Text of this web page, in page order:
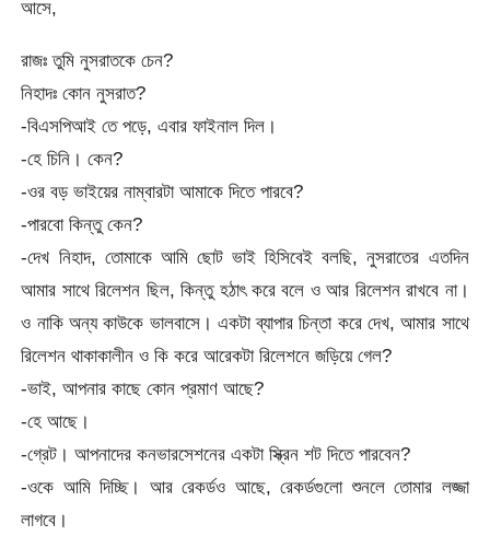
আসে,
রাজঃ তুমি নুসরাতকে চেন?
নিহাদঃ কোন নুসরাত?
-বিএসপিআই তে পড়ে, এবার ফাইনাল দিল।
-হে চিনি। কেন?
-ওর বড় ভাইয়ের নাম্বারটা আমাকে দিতে পারবে?
-পারবো কিন্তু কেন?
-দেখ নিহাদ, তোমাকে আমি ছোট ভাই হিসিবেই বলছি, নুসরাতের এতদিন
আমার সাথে রিলেশন ছিল, কিন্তু হঠাৎ করে বলে ও আর রিলেশন রাখবে না।
ও নাকি অন্য কাউকে ভালবাসে। একটা ব্যাপার চিন্তা করে দেখ, আমার সাথে
রিলেশন থাকাকালীন ও কি করে আরেকটা রিলেশনে জড়িয়ে গেল?
-ভাই, আপনার কাছে কোন প্রমাণ আছে?
-হে আছে।
-গ্রেট। আপনাদের কনভারসেশনের একটা স্ক্রিন শট দিতে পারবেন?
-ওকে আমি দিচ্ছি। আর রেকর্ডও আছে, রেকর্ডগুলো শুনলে তোমার লজ্জা
লাগবে।